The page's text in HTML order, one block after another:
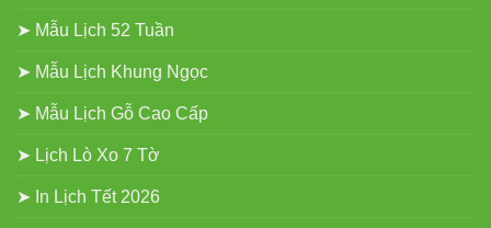
➤ Mẫu Lịch 52 Tuần
➤ Mẫu Lịch Khung Ngọc
➤ Mẫu Lịch Gỗ Cao Cấp
➤ Lịch Lò Xo 7 Tờ
➤ In Lịch Tết 2026